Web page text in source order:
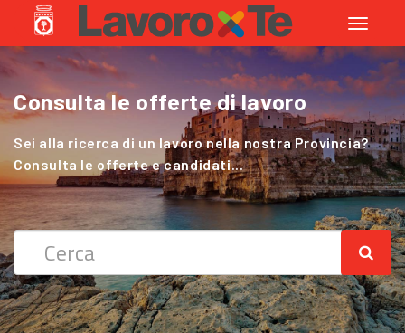
Toggle
Consulta le offerte di lavoro
Sei alla ricerca di un lavoro nella nostra Provincia?
Consulta le offerte e candidati...
Cerchi Lavoro nel Settore Agricolo
?
Sei alla ricerca di un lavoro nella nostra Provincia?
Consulta le offerte e candidati...